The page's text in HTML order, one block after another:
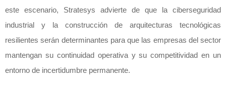
este escenario, Stratesys advierte de que la ciberseguridad
industrial y la construcción de arquitecturas tecnológicas
resilientes serán determinantes para que las empresas del sector
mantengan su continuidad operativa y su competitividad en un
entorno de incertidumbre permanente.